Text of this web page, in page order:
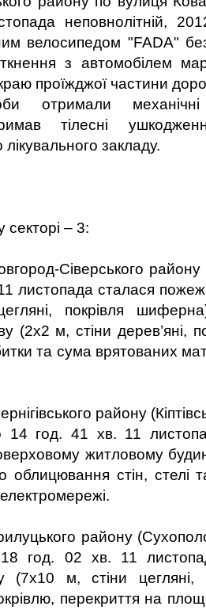
неповнолітній,
велосипедом "FADA"
з автомобілем
проїжджої частини
отримали
тілесні
до лікувального
– 3:
Сіверського
листопада сталася
покрівля
(2х2 м, стіни дерев’яні,
та сума врятованих
району
14 год. 41 хв. 11
житловому
стін, стелі
району
год. 02 хв. 11
(7х10 м, стіни цегляні,
перекриття на